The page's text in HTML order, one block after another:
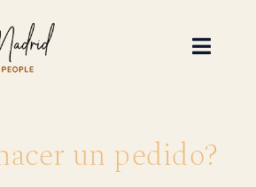
Toggle
un pedido?